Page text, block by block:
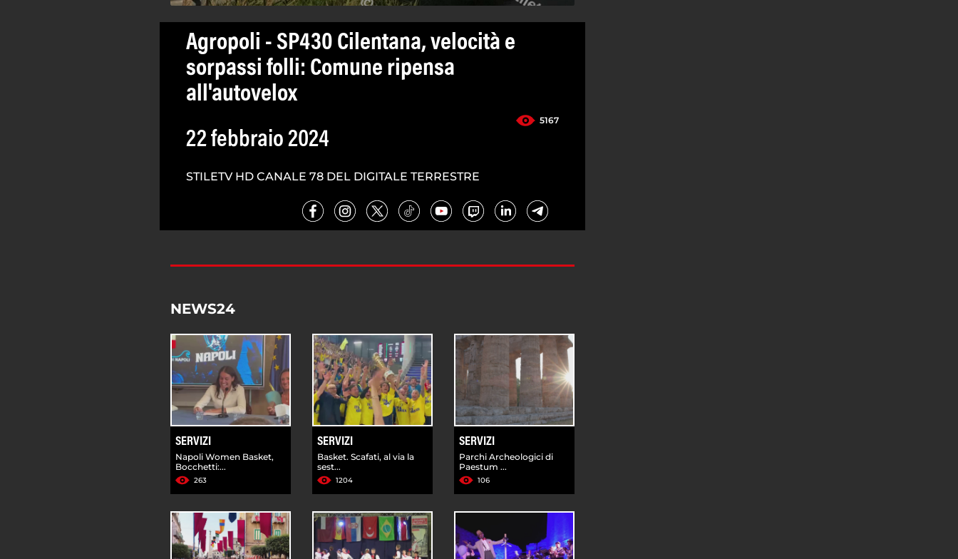
Agropoli - SP430 Cilentana, velocità e
sorpassi folli: Comune ripensa
all'autovelox
5167
22 febbraio 2024
STILETV HD CANALE 78 DEL DIGITALE TERRESTRE
NEWS24
SERVIZI
Napoli Women Basket,
Bocchetti:...
263
SERVIZI
Basket. Scafati, al via la
sest...
1204
SERVIZI
Parchi Archeologici di
Paestum ...
106